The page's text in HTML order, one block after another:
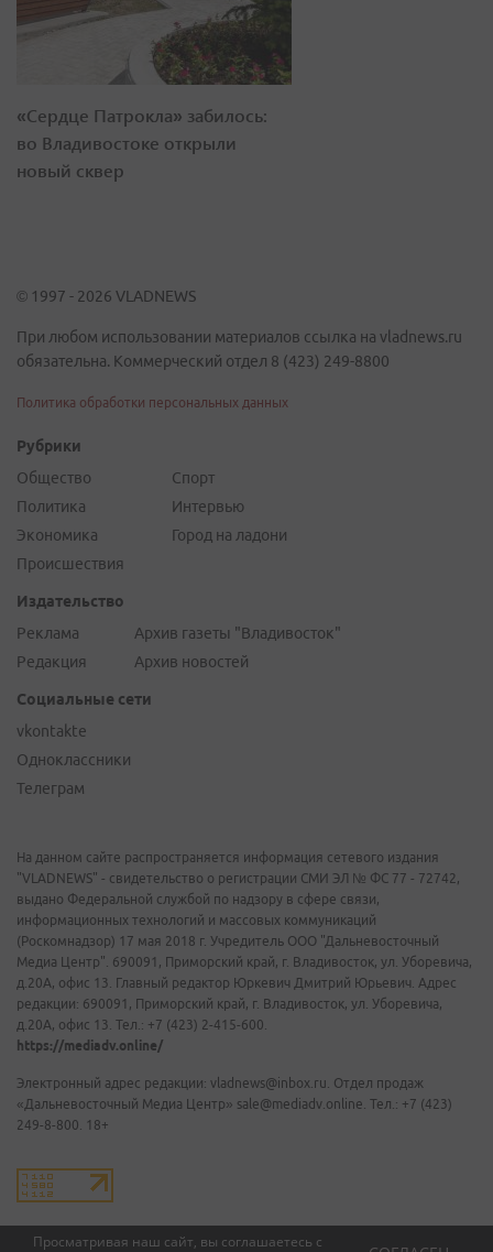
Просматривая наш сайт, вы соглашаетесь с
«Сердце Патрокла» забилось:
во Владивостоке открыли
новый сквер
© 1997 - 2026 VLADNEWS
При любом использовании материалов ссылка на vladnews.ru
обязательна. Коммерческий отдел 8 (423) 249-8800
Политика обработки персональных данных
Рубрики
Общество
Политика
Экономика
Происшествия
Спорт
Интервью
Город на ладони
Издательство
Реклама
Редакция
Архив газеты "Владивосток"
Архив новостей
Социальные сети
vkontakte
Одноклассники
Телеграм
На данном сайте распространяется информация сетевого издания
"VLADNEWS" - свидетельство о регистрации СМИ ЭЛ № ФС 77 - 72742,
выдано Федеральной службой по надзору в сфере связи,
информационных технологий и массовых коммуникаций
(Роскомнадзор) 17 мая 2018 г. Учредитель ООО "Дальневосточный
Медиа Центр". 690091, Приморский край, г. Владивосток, ул. Уборевича,
д.20А, офис 13. Главный редактор Юркевич Дмитрий Юрьевич. Адрес
редакции: 690091, Приморский край, г. Владивосток, ул. Уборевича,
д.20А, офис 13. Тел.: +7 (423) 2-415-600.
https://mediadv.online/
Электронный адрес редакции: vladnews@inbox.ru. Отдел продаж
«Дальневосточный Медиа Центр» sale@mediadv.online. Тел.: +7 (423)
249-8-800. 18+